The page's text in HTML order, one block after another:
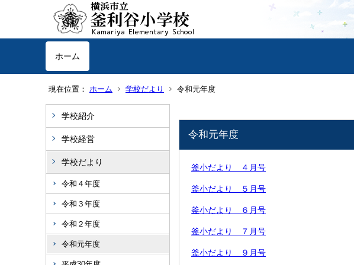
ホーム
現在位置： ホーム 学校だより 令和元年度
学校紹介
学校経営
学校だより
令和４年度
令和３年度
令和２年度
令和元年度
令和元年度
釜小だより ４月号
釜小だより ５月号
釜小だより ６月号
釜小だより ７月号
釜小だより ９月号